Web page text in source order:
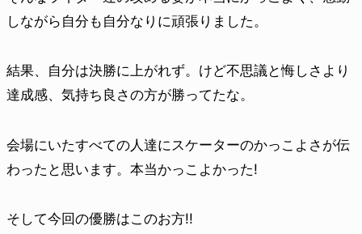
しながら自分も自分なりに頑張りました。
結果、自分は決勝に上がれず。けど不思議と悔しさより
達成感、気持ち良さの方が勝ってたな。
会場にいたすべての人達にスケーターのかっこよさが伝
わったと思います。本当かっこよかった!
そして今回の優勝はこのお方!!